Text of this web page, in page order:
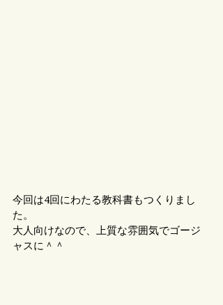
今回は4回にわたる教科書もつくりまし
た。
大人向けなので、上質な雰囲気でゴージ
ャスに＾＾